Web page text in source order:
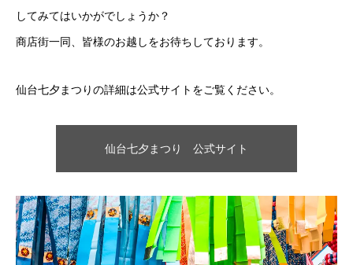
してみてはいかがでしょうか？
商店街一同、皆様のお越しをお待ちしております。
仙台七夕まつりの詳細は公式サイトをご覧ください。
仙台七夕まつり 公式サイト